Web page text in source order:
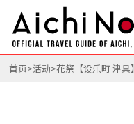
首页 活动 花祭【设乐町 津具】